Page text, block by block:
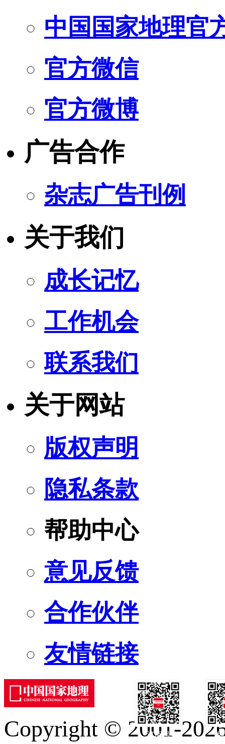
中国国家地理官
官方微信
官方微博
广告合作
杂志广告刊例
关于我们
成长记忆
工作机会
联系我们
关于网站
版权声明
隐私条款
帮助中心
意见反馈
合作伙伴
友情链接
订阅号
Copyright © 2001-